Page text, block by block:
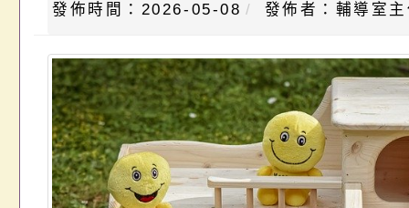
發佈時間：2026-05-08 發佈者：輔導室